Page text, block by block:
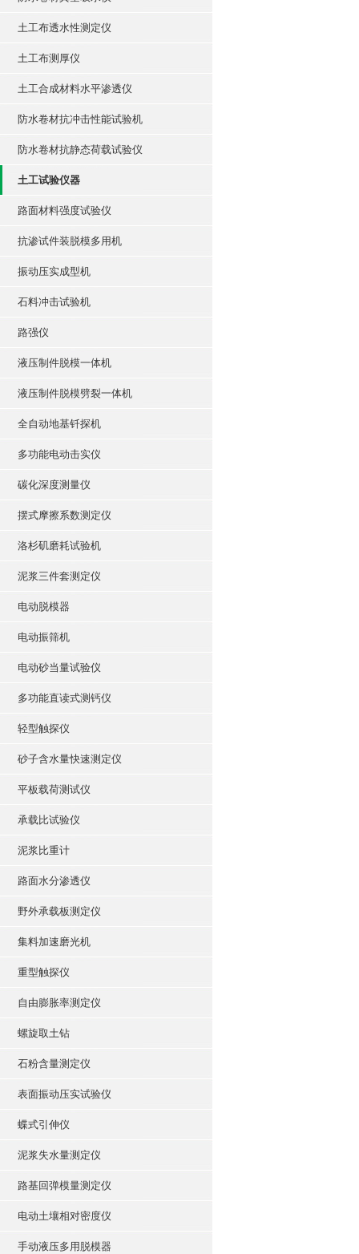
土工布透水性测定仪
土工布测厚仪
土工合成材料水平渗透仪
防水卷材抗冲击性能试验机
防水卷材抗静态荷载试验仪
土工试验仪器
路面材料强度试验仪
抗渗试件装脱模多用机
振动压实成型机
石料冲击试验机
路强仪
液压制件脱模一体机
液压制件脱模劈裂一体机
全自动地基钎探机
多功能电动击实仪
碳化深度测量仪
摆式摩擦系数测定仪
洛杉矶磨耗试验机
泥浆三件套测定仪
电动脱模器
电动振筛机
电动砂当量试验仪
多功能直读式测钙仪
轻型触探仪
砂子含水量快速测定仪
平板载荷测试仪
承载比试验仪
泥浆比重计
路面水分渗透仪
野外承载板测定仪
集料加速磨光机
重型触探仪
自由膨胀率测定仪
螺旋取土钻
石粉含量测定仪
表面振动压实试验仪
蝶式引伸仪
泥浆失水量测定仪
路基回弹模量测定仪
电动土壤相对密度仪
手动液压多用脱模器